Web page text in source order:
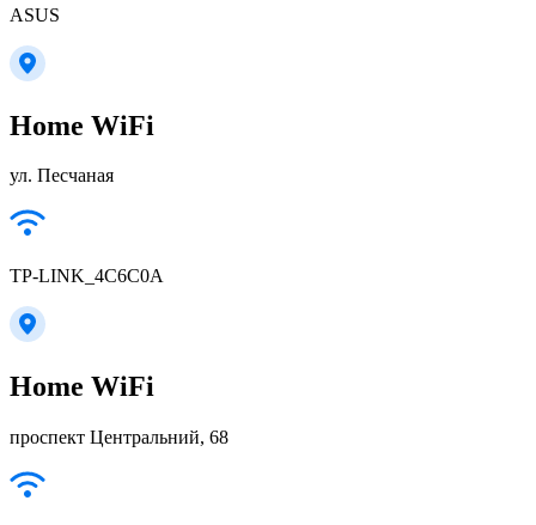
ASUS
Home WiFi
ул. Песчаная
TP-LINK_4C6C0A
Home WiFi
проспект Центральний, 68